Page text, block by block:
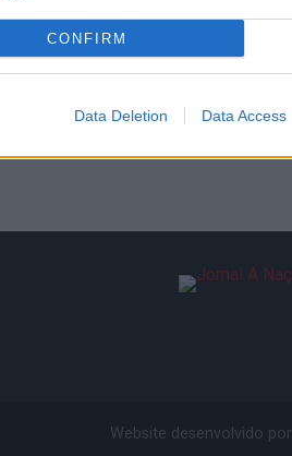
CONFIRM
Data Deletion Data Access
Website desenvolvido por